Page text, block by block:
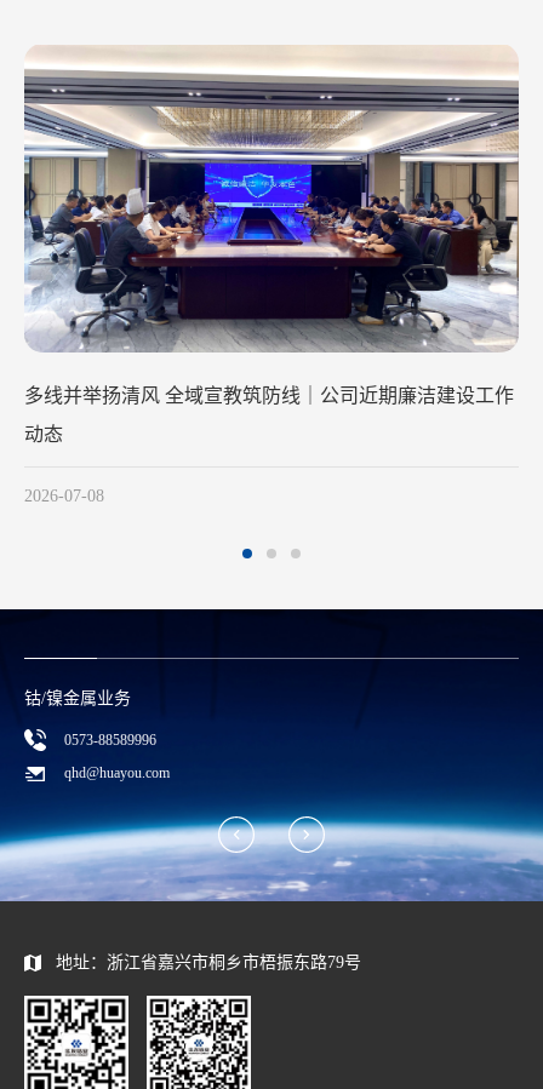
作 清风润初心 廉洁践使命
钴/镍金属业务
0573-88589996
qhd@huayou.com
地址：浙江省嘉兴市桐乡市梧振东路79号